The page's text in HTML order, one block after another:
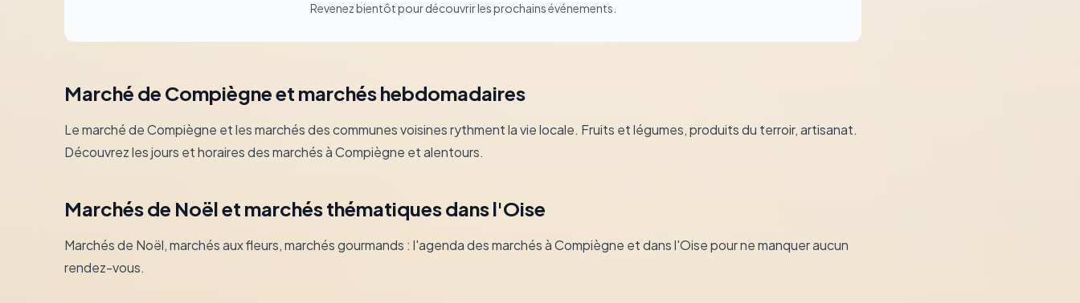
Revenez bientôt pour découvrir les prochains événements.
Marché de Compiègne et marchés hebdomadaires
Le marché de Compiègne et les marchés des communes voisines rythment la vie locale. Fruits et légumes, produits du terroir, artisanat.
Découvrez les jours et horaires des marchés à Compiègne et alentours.
Marchés de Noël et marchés thématiques dans l'Oise
Marchés de Noël, marchés aux fleurs, marchés gourmands : l'agenda des marchés à Compiègne et dans l'Oise pour ne manquer aucun
rendez-vous.